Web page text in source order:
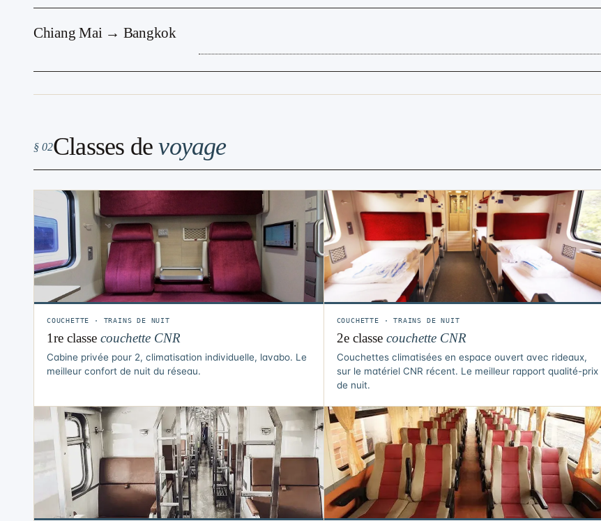
Chiang Mai → Bangkok
§ 02Classes devoyage
COUCHETTE · TRAINS DE NUIT
1re classe couchette CNR
Cabine privée pour 2, climatisation individuelle, lavabo. Le
meilleur confort de nuit du réseau.
COUCHETTE · TRAINS DE NUIT
2e classe couchette CNR
Couchettes climatisées en espace ouvert avec rideaux,
sur le matériel CNR récent. Le meilleur rapport qualité-prix
de nuit.